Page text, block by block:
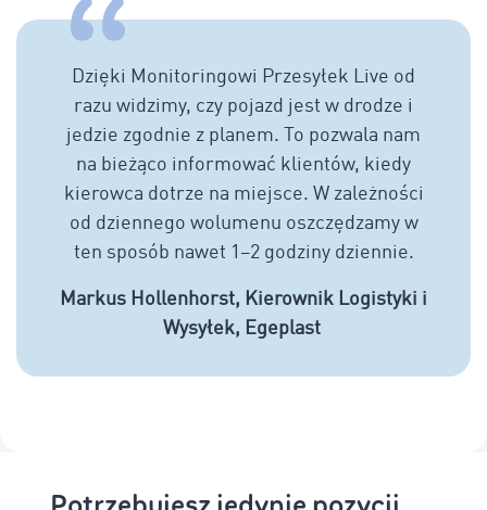
Dzięki Monitoringowi Przesyłek Live od
razu widzimy, czy pojazd jest w drodze i
jedzie zgodnie z planem. To pozwala nam
na bieżąco informować klientów, kiedy
kierowca dotrze na miejsce. W zależności
od dziennego wolumenu oszczędzamy w
ten sposób nawet 1–2 godziny dziennie.
Markus Hollenhorst, Kierownik Logistyki i
Wysyłek, Egeplast